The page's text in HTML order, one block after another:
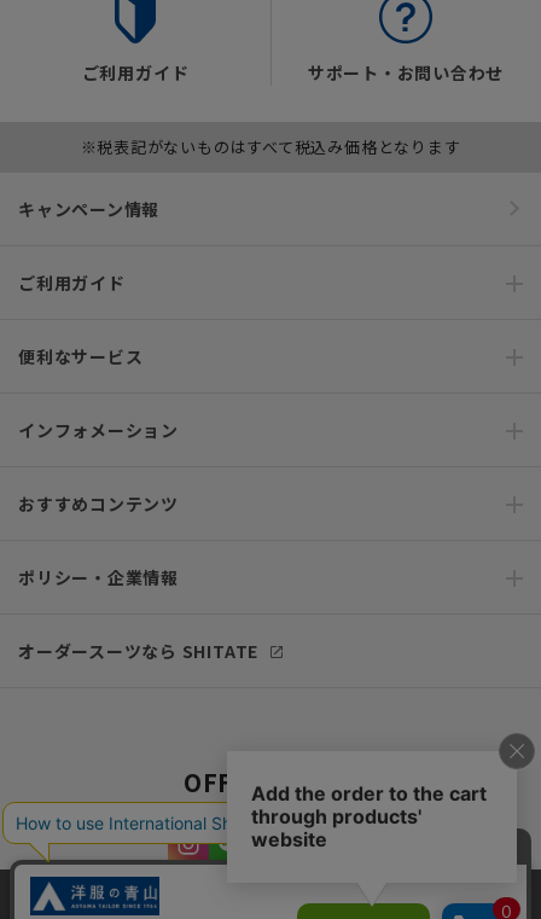
ご利用ガイド サポート・お問い合わせ
※税表記がないものはすべて税込み価格となります
キャンペーン情報
ご利用ガイド
便利なサービス
インフォメーション
おすすめコンテンツ
ポリシー・企業情報
オーダースーツなら SHITATE
OFFICIAL SNS